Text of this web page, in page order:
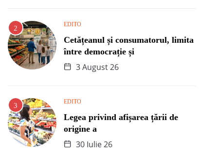
EDITO
Cetățeanul și consumatorul, limita
între democrație și
3 August 26
EDITO
Legea privind afișarea țării de
origine a
30 Iulie 26